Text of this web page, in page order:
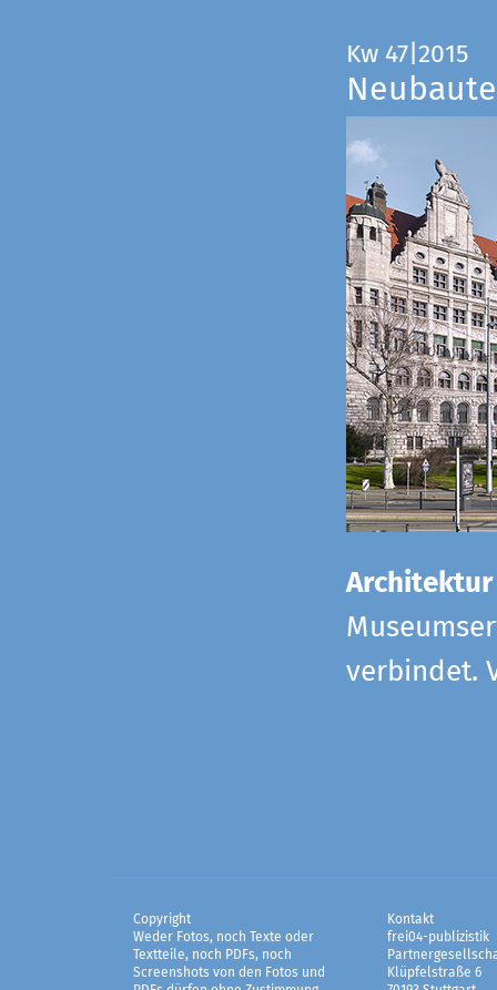
Kw 47|2015
verbindet.
Copyright
Weder Fotos, noch Texte oder
Textteile, noch PDFs, noch
Screenshots von den Fotos und
Kontakt
frei04-publizistik
Klüpfelstraße 6